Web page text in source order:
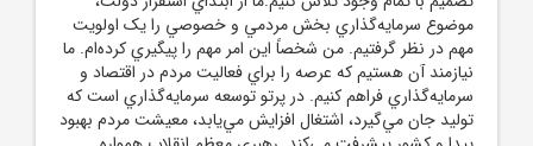
موضوع سرمايه‌گذاري بخش مردمي و خصوصي را يک اولويت
مهم در نظر گرفتيم. من شخصاً اين امر مهم را پيگيري کرده‌ام. ما
نيازمند آن هستيم که عرصه را براي فعاليت مردم در اقتصاد و
سرمايه‌گذاري فراهم کنيم. در پرتو توسعه سرمايه‌گذاري است که
توليد جان مي‌گيرد، اشتغال افزايش مي‌يابد، معيشت مردم بهبود